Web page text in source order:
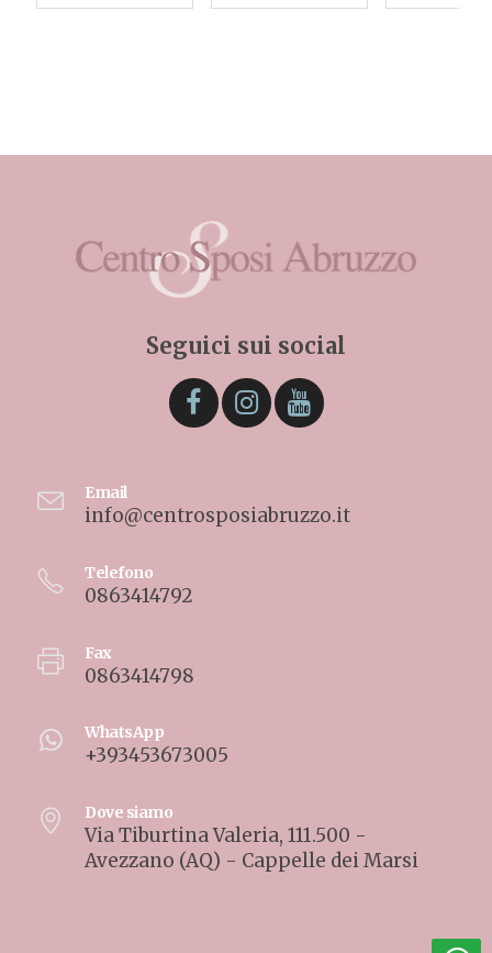
Seguici sui social
Email
info@centrosposiabruzzo.it
Telefono
0863414792
Fax
0863414798
WhatsApp
+393453673005
Dove siamo
Via Tiburtina Valeria, 111.500 -
Avezzano (AQ) - Cappelle dei Marsi